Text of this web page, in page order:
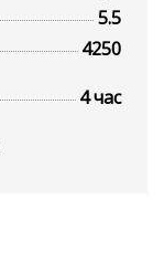
5.5
4250
4 час